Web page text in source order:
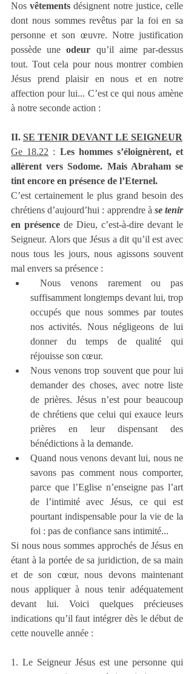
Nos vêtements désignent notre justice, celle
dont nous sommes revêtus par la foi en sa
personne et son œuvre. Notre justification
possède une odeur qu’il aime par-dessus
tout. Tout cela pour nous montrer combien
Jésus prend plaisir en nous et en notre
affection pour lui... C’est ce qui nous amène
à notre seconde action :
II. SE TENIR DEVANT LE SEIGNEUR
Ge 18.22 : Les hommes s’éloignèrent, et
allèrent vers Sodome. Mais Abraham se
tint encore en présence de l’Eternel.
C’est certainement le plus grand besoin des
chrétiens d’aujourd’hui : apprendre à se tenir
en présence de Dieu, c’est-à-dire devant le
Seigneur. Alors que Jésus a dit qu’il est avec
nous tous les jours, nous agissons souvent
mal envers sa présence :
Nous venons rarement ou pas
suffisamment longtemps devant lui, trop
occupés que nous sommes par toutes
nos activités. Nous négligeons de lui
donner du temps de qualité qui
réjouisse son cœur.
Nous venons trop souvent que pour lui
demander des choses, avec notre liste
de prières. Jésus n’est pour beaucoup
de chrétiens que celui qui exauce leurs
prières en leur dispensant des
bénédictions à la demande.
Quand nous venons devant lui, nous ne
savons pas comment nous comporter,
parce que l’Eglise n’enseigne pas l’art
de l’intimité avec Jésus, ce qui est
pourtant indispensable pour la vie de la
foi : pas de confiance sans intimité...
Si nous nous sommes approchés de Jésus en
étant à la portée de sa juridiction, de sa main
et de son cœur, nous devons maintenant
nous appliquer à nous tenir adéquatement
devant lui. Voici quelques précieuses
indications qu’il faut intégrer dès le début de
cette nouvelle année :
1. Le Seigneur Jésus est une personne qui